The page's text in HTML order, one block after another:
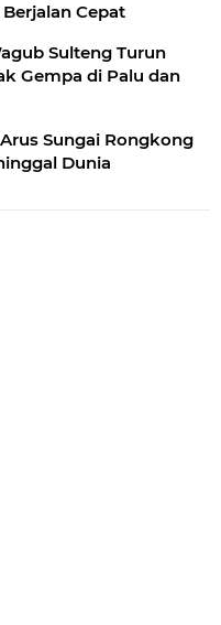
Cepat
Sulteng Turun
Gempa di Palu dan
Sungai Rongkong
Dunia